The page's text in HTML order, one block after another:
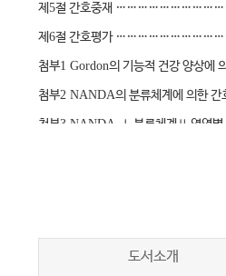
제 5절 간호중재
제 6절 간호평가
첨부1 Gordon의 기능적 건강 양상에
첨부2 NANDA의 분류체계에 의한 간
첨부3 NANDA- Ⅰ 분류체계Ⅱ 영역
제1절 감염 회로 및 영향 요인 사정
도서소개